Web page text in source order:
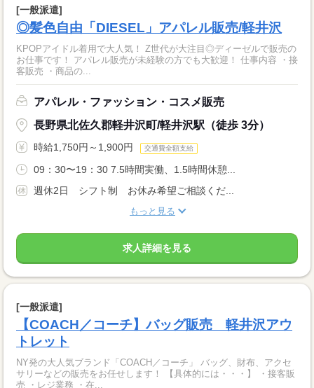
[一般派遣]
◎髪色自由「DIESEL」アパレル販売/軽井沢
KPOPアイドル着用で大人気！ Z世代が大注目◎ディーゼルで販売の
お仕事です！ アパレル販売が未経験の方でも大歓迎！ 仕事内容 ・接
客販売 ・商品の...
アパレル・ファッション・コスメ販売
長野県北佐久郡軽井沢町/軽井沢駅（徒歩 3分）
時給1,750円～1,900円 交通費全額支給
09：30〜19：30 7.5時間実働、1.5時間休憩...
週休2日 シフト制 お休み希望ご相談くだ...
もっと見る
求人詳細を見る
[一般派遣]
【COACH／コーチ】バッグ販売 軽井沢アウ
トレット
NY発の大人気ブランド「COACH／コーチ」 バッグ、財布、アクセ
サリーなどの販売をお任せします！ 【具体的には・・・】 ・接客販
売 ・レジ業務 ・在...